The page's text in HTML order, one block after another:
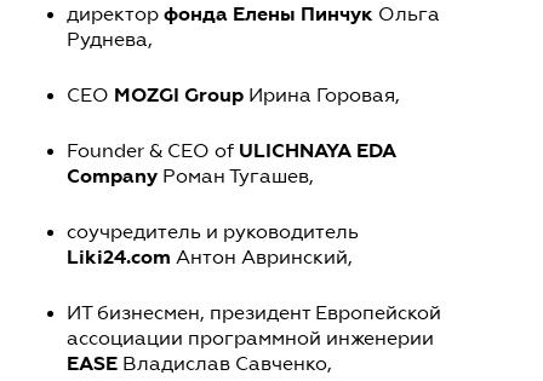
директор фонда Елены Пинчук Ольга
Руднева,
CEO MOZGI Group Ирина Горовая,
Founder & CEO of ULICHNAYA EDA
Company Роман Тугашев,
соучредитель и руководитель
Liki24.com Антон Авринский,
ИТ бизнесмен, президент Европейской
ассоциации программной инженерии
EASE Владислав Савченко,